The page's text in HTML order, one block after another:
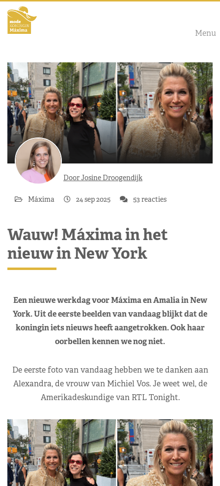
Menu
Door Josine Droogendijk
Máxima 24 sep 2025 53 reacties
Wauw! Máxima in het
nieuw in New York
Een nieuwe werkdag voor Máxima en Amalia in New
York. Uit de eerste beelden van vandaag blijkt dat de
koningin iets nieuws heeft aangetrokken. Ook haar
oorbellen kennen we nog niet.
De eerste foto van vandaag hebben we te danken aan
Alexandra, de vrouw van Michiel Vos. Je weet wel, de
Amerikadeskundige van RTL Tonight.